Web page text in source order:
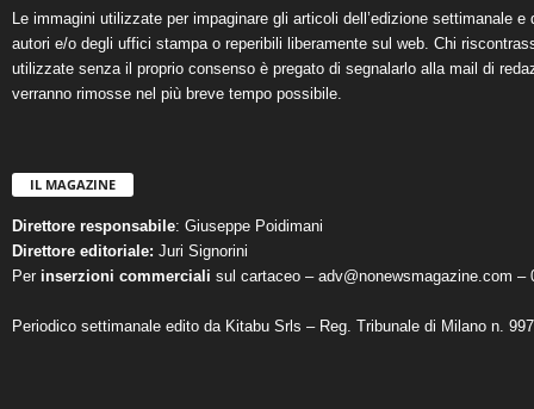
Le immagini utilizzate per impaginare gli articoli dell’edizione settimanale
autori e/o degli uffici stampa o reperibili liberamente sul web. Chi
utilizzate senza il proprio consenso è pregato di segnalarlo alla mail di
verranno rimosse nel più breve tempo possibile.
IL MAGAZINE
Direttore responsabile: Giuseppe Poidimani
Direttore editoriale: Juri Signorini
Per inserzioni commerciali sul cartaceo – adv@nonewsmagazine.com –
Periodico settimanale edito da Kitabu Srls – Reg. Tribunale di Milano n.